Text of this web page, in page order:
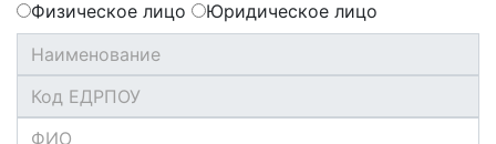
Физическое лицо
Юридическое лицо